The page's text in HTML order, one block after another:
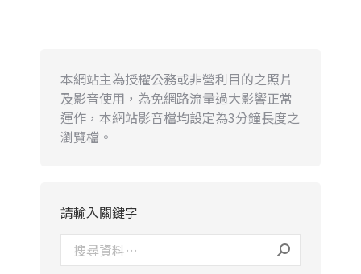
本網站主為授權公務或非營利目的之照片
及影音使用，為免網路流量過大影響正常
運作，本網站影音檔均設定為3分鐘長度之
瀏覽檔。
請輸入關鍵字